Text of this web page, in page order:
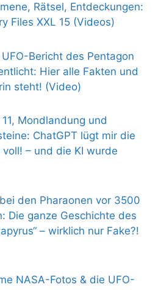
Rätsel, Entdeckungen:
Files XXL 15 (Videos)
Bericht des Pentagon
Hier alle Fakten und
steht! (Video)
Mondlandung und
ChatGPT lügt mir die
voll! – und die KI wurde
den Pharaonen vor 3500
Die ganze Geschichte des
– wirklich nur Fake?!
NASA-Fotos & die UFO-